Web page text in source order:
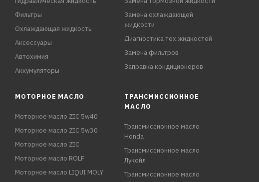
Фильтры
Охлаждающая жидкость
Аксессуары
Автохимия
Аккумуляторы
Замена охлаждающей
жидкости
Диагностика тех.жидкостей
Замена фильтров
Заправка кондиционеров
МОТОРНОЕ МАСЛО
Моторное масло ZIC 5w40
Моторное масло ZIC 5w30
Моторное масло ZIC
Моторное масло ROLF
Моторное масло LIQUI MOLY
ТРАНСМИССИОННОЕ
МАСЛО
Трансмиссионное масло
Honda
Трансмиссионное масло
Лукойл
Трансмиссионное масло